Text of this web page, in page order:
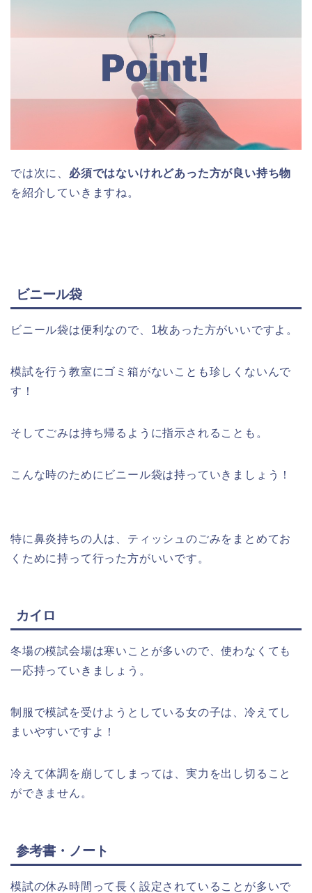
では次に、 必須ではないけれどあった方が良い持ち物
を紹介していきますね。
ビニール袋
ビニール袋は便利なので、1枚あった方がいいですよ。
模試を行う教室にゴミ箱がないことも珍しくないんで
す！
そしてごみは持ち帰るように指示されることも。
こんな時のためにビニール袋は持っていきましょう！
特に鼻炎持ちの人は、ティッシュのごみをまとめてお
くために持って行った方がいいです。
カイロ
冬場の模試会場は寒いことが多いので、使わなくても
一応持っていきましょう。
制服で模試を受けようとしている女の子は、冷えてし
まいやすいですよ！
冷えて体調を崩してしまっては、実力を出し切ること
ができません。
参考書・ノート
模試の休み時間って長く設定されていることが多いで